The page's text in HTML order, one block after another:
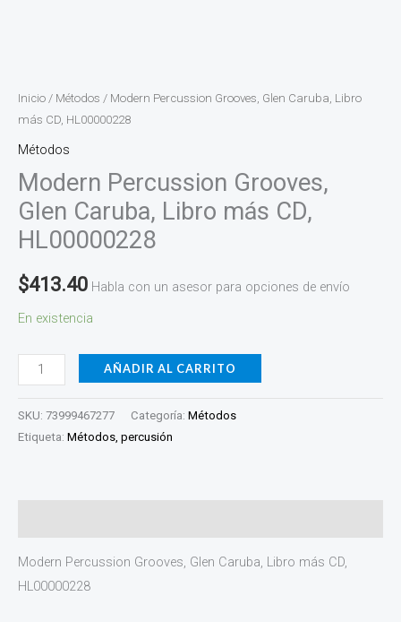
Inicio / Métodos / Modern Percussion Grooves, Glen Caruba, Libro
más CD, HL00000228
Métodos
Modern Percussion Grooves,
Glen Caruba, Libro más CD,
HL00000228
$413.40 Habla con un asesor para opciones de envío
En existencia
AÑADIR AL CARRITO
SKU: 73999467277 Categoría: Métodos
Etiqueta: Métodos, percusión
Modern Percussion Grooves, Glen Caruba, Libro más CD,
HL00000228